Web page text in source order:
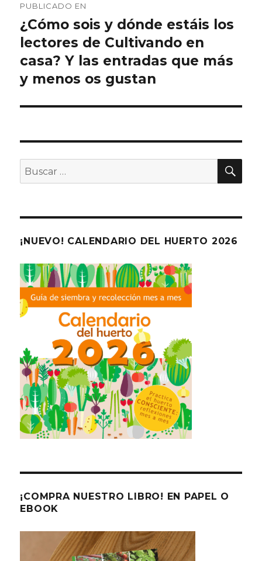
de
entradas
PUBLICADO EN
¿Cómo sois y dónde estáis los
lectores de Cultivando en
casa? Y las entradas que más
y menos os gustan
Buscar
por:
¡NUEVO! CALENDARIO DEL HUERTO 2026
¡COMPRA NUESTRO LIBRO! EN PAPEL O
EBOOK